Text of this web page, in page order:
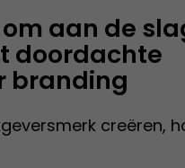
aan de
doordachte
branding
creëren,